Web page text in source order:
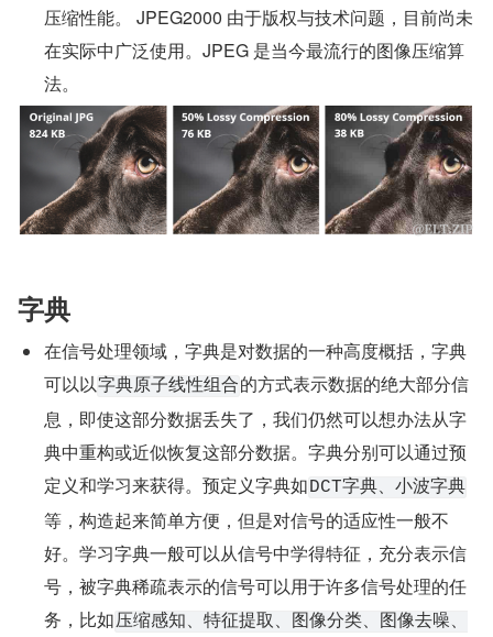
压缩性能。 JPEG2000 由于版权与技术问题，目前尚未
在实际中广泛使用。JPEG 是当今最流行的图像压缩算
法。
字典
在信号处理领域，字典是对数据的一种高度概括，字典
可以以字典原子线性组合的方式表示数据的绝大部分信
息，即使这部分数据丢失了，我们仍然可以想办法从字
典中重构或近似恢复这部分数据。字典分别可以通过预
定义和学习来获得。预定义字典如DCT字典、小波字典
等，构造起来简单方便，但是对信号的适应性一般不
好。学习字典一般可以从信号中学得特征，充分表示信
号，被字典稀疏表示的信号可以用于许多信号处理的任
务，比如压缩感知、特征提取、图像分类、图像去噪、